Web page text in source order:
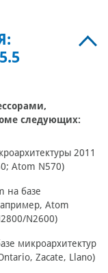
следующих:
2011
Atom N570)
на базе
Atom
N2600)
микроархитектур
Zacate, Llano)